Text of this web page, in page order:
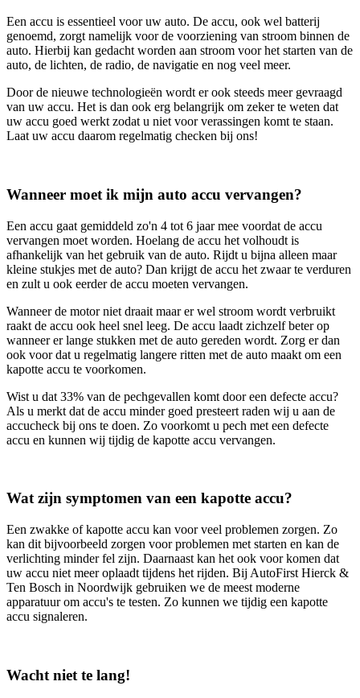
Een accu is essentieel voor uw auto. De accu, ook wel batterij
genoemd, zorgt namelijk voor de voorziening van stroom binnen de
auto. Hierbij kan gedacht worden aan stroom voor het starten van de
auto, de lichten, de radio, de navigatie en nog veel meer.
Door de nieuwe technologieën wordt er ook steeds meer gevraagd
van uw accu. Het is dan ook erg belangrijk om zeker te weten dat
uw accu goed werkt zodat u niet voor verassingen komt te staan.
Laat uw accu daarom regelmatig checken bij ons!
Wanneer moet ik mijn auto accu vervangen?
Een accu gaat gemiddeld zo'n 4 tot 6 jaar mee voordat de accu
vervangen moet worden. Hoelang de accu het volhoudt is
afhankelijk van het gebruik van de auto. Rijdt u bijna alleen maar
kleine stukjes met de auto? Dan krijgt de accu het zwaar te verduren
en zult u ook eerder de accu moeten vervangen.
Wanneer de motor niet draait maar er wel stroom wordt verbruikt
raakt de accu ook heel snel leeg. De accu laadt zichzelf beter op
wanneer er lange stukken met de auto gereden wordt. Zorg er dan
ook voor dat u regelmatig langere ritten met de auto maakt om een
kapotte accu te voorkomen.
Wist u dat 33% van de pechgevallen komt door een defecte accu?
Als u merkt dat de accu minder goed presteert raden wij u aan de
accucheck bij ons te doen. Zo voorkomt u pech met een defecte
accu en kunnen wij tijdig de kapotte accu vervangen.
Wat zijn symptomen van een kapotte accu?
Een zwakke of kapotte accu kan voor veel problemen zorgen. Zo
kan dit bijvoorbeeld zorgen voor problemen met starten en kan de
verlichting minder fel zijn. Daarnaast kan het ook voor komen dat
uw accu niet meer oplaadt tijdens het rijden. Bij AutoFirst Hierck &
Ten Bosch in Noordwijk gebruiken we de meest moderne
apparatuur om accu's te testen. Zo kunnen we tijdig een kapotte
accu signaleren.
Wacht niet te lang!